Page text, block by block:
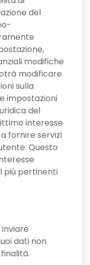
del
modifiche
modificare
sulla
impostazioni
del
interesse
fornire servizi
Questo
più pertinenti
dati non